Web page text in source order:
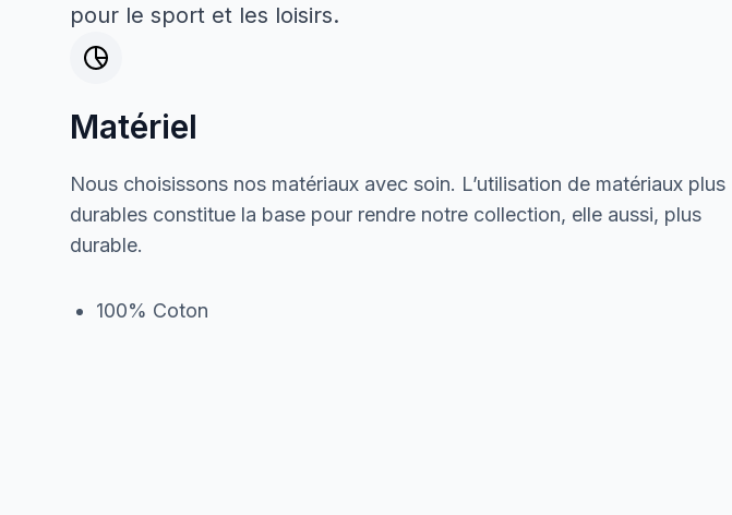
pour le sport et les loisirs.
Matériel
Nous choisissons nos matériaux avec soin. L’utilisation de matériaux plus
durables constitue la base pour rendre notre collection, elle aussi, plus
durable.
100% Coton